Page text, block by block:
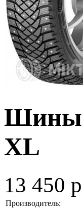
Шины
XL
13 450
Производитель: